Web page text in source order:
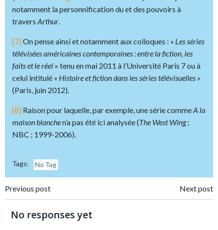
notamment la personnification du et des pouvoirs à
travers Arthur
[7]On pense ainsi et notamment aux colloques : « Les séries
télévisées américaines contemporaines : entre la fiction, les
faits et le réel » tenu en mai 2011 à l’Université Paris 7 ou à
celui intitulé « Histoire et fiction dans les séries télévisuelles »
(Paris, juin 2012).
[8] Raison pour laquelle, par exemple, une série commeA la
maison blanchen’a pas été ici analysée (The West Wing;
NBC ; 1999-2006).
Tags: No Tag
Post
navigation
Previous post Next post
No responses yet